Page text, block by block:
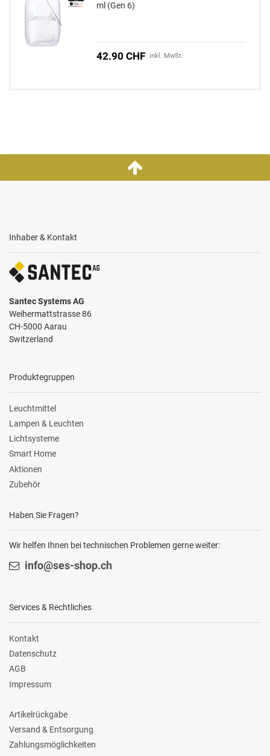
ml (Gen 6)
42.90 CHF inkl. MwSt.
Inhaber & Kontakt
Santec Systems AG
Weihermattstrasse 86
CH-5000 Aarau
Switzerland
Produktegruppen
Leuchtmittel
Lampen & Leuchten
Lichtsysteme
Smart Home
Aktionen
Zubehör
Haben Sie Fragen?
Wir helfen Ihnen bei technischen Problemen gerne weiter:
info@ses-shop.ch
Services & Rechtliches
Kontakt
Datenschutz
AGB
Impressum
Artikelrückgabe
Versand & Entsorgung
Zahlungsmöglichkeiten